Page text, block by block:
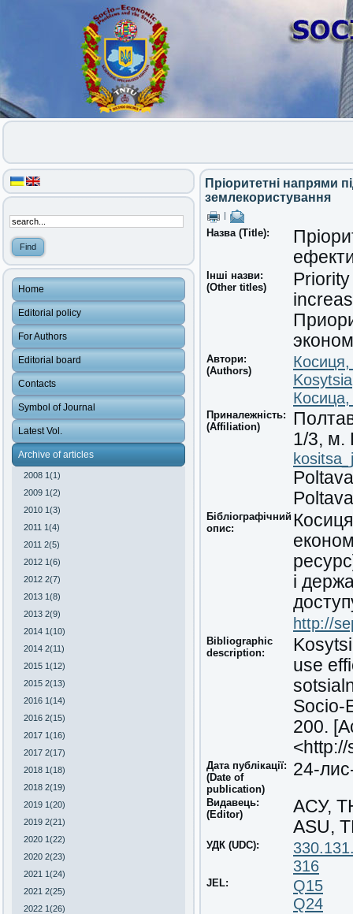
Home
Editorial policy
For Authors
Editorial board
Contacts
Symbol of Journal
Latest Vol.
Archive of articles
2008 1(1)
2009 1(2)
2010 1(3)
2011 1(4)
2011 2(5)
2012 1(6)
2012 2(7)
2013 1(8)
2013 2(9)
2014 1(10)
2014 2(11)
2015 1(12)
2015 2(13)
2016 1(14)
2016 2(15)
2017 1(16)
2017 2(17)
2018 1(18)
2018 2(19)
2019 1(20)
2019 2(21)
2020 1(22)
2020 2(23)
2021 1(24)
2021 2(25)
2022 1(26)
Пріоритетні напрями
землекористування
Назва (Title):
Інші назви:
(Other titles)
Автори:
(Authors)
Приналежність:
(Affiliation)
1/3, м.
Бібліографічний
опис:
і
http://
Bibliographic
description:
use
Socio-
200.
Дата публікації:
(Date of
publication)
24-
Видавець:
(Editor)
АСУ,
ASU,
УДК (UDC):
316
JEL:
Q15
Q24